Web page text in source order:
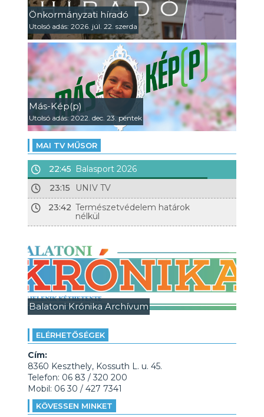
Önkormányzati híradó
Utolsó adás: 2026. júl. 22. szerda
Más-Kép(p)
Utolsó adás: 2022. dec. 23. péntek
MAI TV MŰSOR
22:45 Balasport 2026
23:15
UNIV TV
23:42 Természetvédelem határok
nélkül
Balatoni Krónika Archívum
ELÉRHETŐSÉGEK
Cím:
8360 Keszthely, Kossuth L. u. 45.
Telefon: 06 83 / 320 200
Mobil: 06 30 / 427 7341
KÖVESSEN MINKET